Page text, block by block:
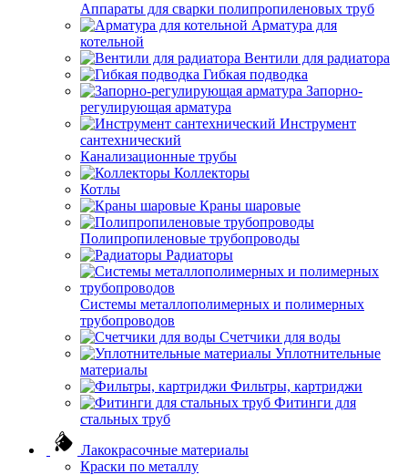
Аппараты для сварки полипропиленовых труб
Арматура для
котельной
Вентили для радиатора
Гибкая подводка
Запорно-
регулирующая арматура
Инструмент
сантехнический
Канализационные трубы
Коллекторы
Котлы
Краны шаровые
Полипропиленовые трубопроводы
Радиаторы
Системы металлополимерных и полимерных
трубопроводов
Счетчики для воды
Уплотнительные
материалы
Фильтры, картриджи
Фитинги для
стальных труб
Лакокрасочные материалы
Краски по металлу